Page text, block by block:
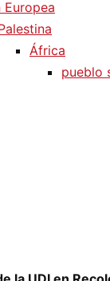
Europea
África
pueblo